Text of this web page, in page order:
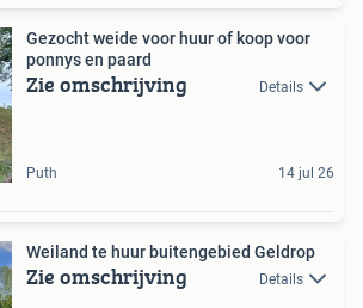
Gezocht weide voor huur of koop voor
ponnys en paard
Zie omschrijving Details
Puth 14 jul 26
Weiland te huur buitengebied Geldrop
Zie omschrijving Details